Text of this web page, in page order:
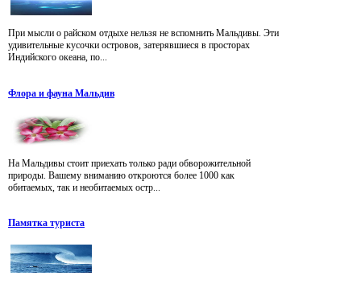
При мысли о райском отдыхе нельзя не вспомнить Мальдивы. Эти
удивительные кусочки островов, затерявшиеся в просторах
Индийского океана, по...
Флора и фауна Мальдив
На Мальдивы стоит приехать только ради обворожительной
природы. Вашему вниманию откроются более 1000 как
обитаемых, так и необитаемых остр...
Памятка туриста